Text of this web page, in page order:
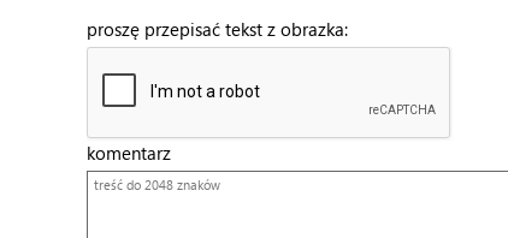
proszę przepisać tekst z obrazka:
komentarz